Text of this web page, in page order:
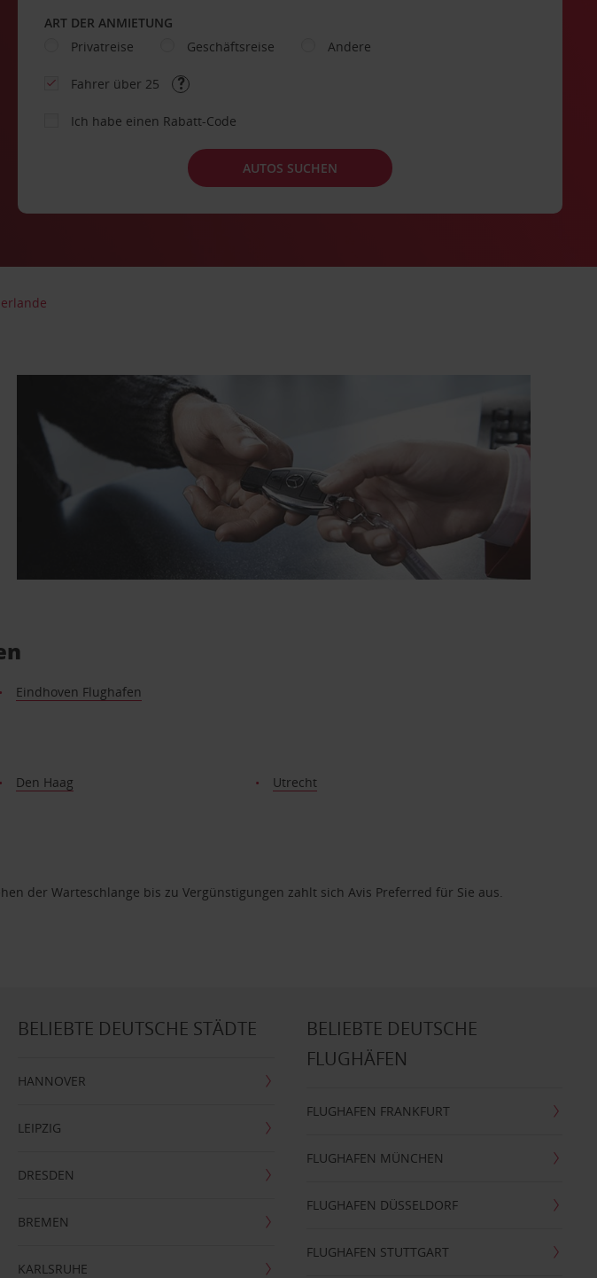
ART DER ANMIETUNG
Privatreise
Geschäftsreise Andere
Fahrer über 25
Ich habe einen Rabatt-Code
AUTOS SUCHEN
Eindhoven Flughafen
Den Haag
Utrecht
der Warteschlange bis zu Vergünstigungen zahlt sich Avis Preferred für Sie aus.
BELIEBTE DEUTSCHE STÄDTE
HANNOVER
LEIPZIG
DRESDEN
BREMEN
KARLSRUHE
BELIEBTE DEUTSCHE
FLUGHÄFEN
FLUGHAFEN FRANKFURT
FLUGHAFEN MÜNCHEN
FLUGHAFEN DÜSSELDORF
FLUGHAFEN STUTTGART